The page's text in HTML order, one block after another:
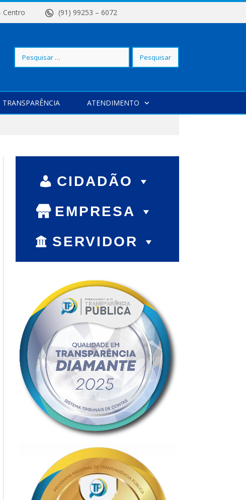
– Centro (91) 99253 – 6072
Pesquisar
TRANSPARÊNCIA ATENDIMENTO
CIDADÃO
EMPRESA
SERVIDOR